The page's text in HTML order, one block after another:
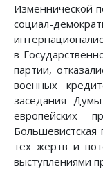
Изменнической
социал-
в
партии,
военных
заседания
европейских
тех жертв и
выступлениями